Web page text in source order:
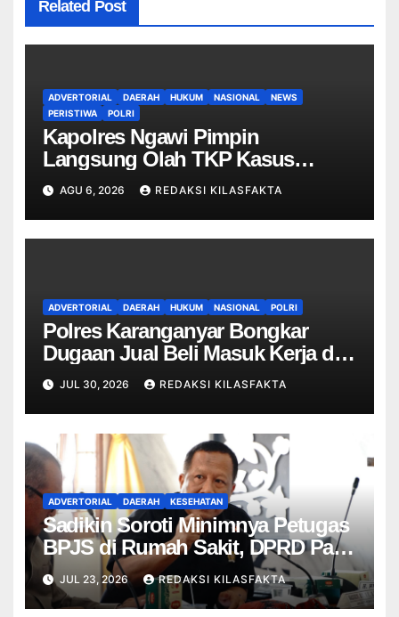
Related Post
ADVERTORIAL DAERAH HUKUM NASIONAL
NEWS
PERISTIWA
POLRI
Kapolres Ngawi Pimpin
Langsung Olah TKP Kasus
Penganiayaan Berujung
Meninggal Dunia di Kedunggalar
AGU 6, 2026 REDAKSI KILASFAKTA
ADVERTORIAL DAERAH HUKUM NASIONAL POLRI
Polres Karanganyar Bongkar
Dugaan Jual Beli Masuk Kerja di
RSUD, Tiga ASN Jadi Tersangka
JUL 30, 2026 REDAKSI KILASFAKTA
ADVERTORIAL DAERAH KESEHATAN
Sadikin Soroti Minimnya Petugas
BPJS di Rumah Sakit, DPRD Pati
Minta Layanan Informasi
Diperkuat
JUL 23, 2026 REDAKSI KILASFAKTA